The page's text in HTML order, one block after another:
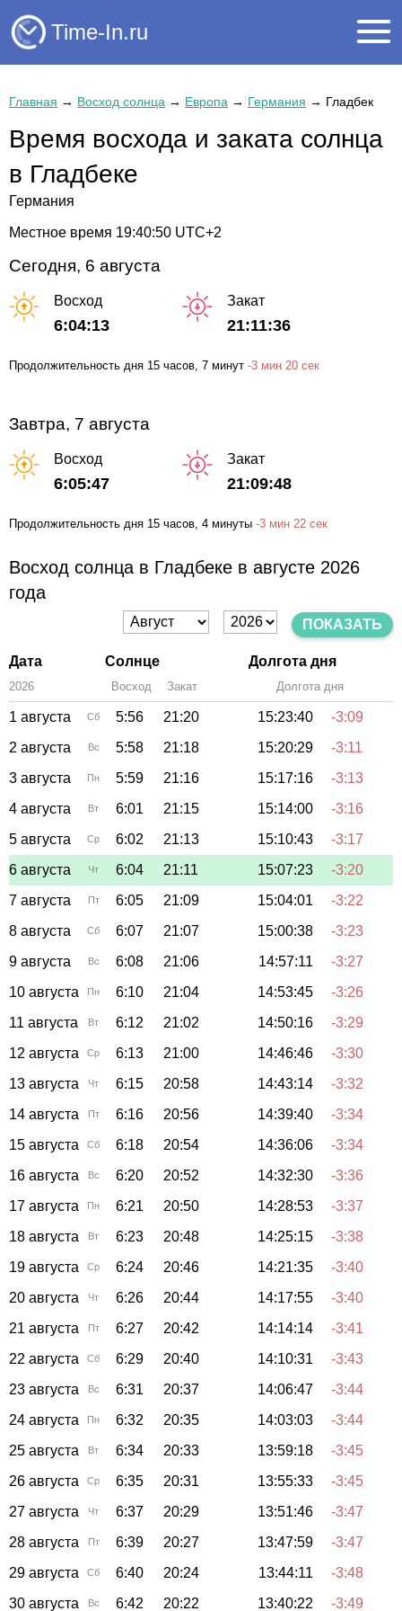
Time-In.ru
Главная → Восход солнца → Европа → Германия → Гладбек
Время восхода и заката солнца
в Гладбеке
Германия
Местное время 19:40:50 UTC+2
Сегодня, 6 августа
Восход
6:04:13
Закат
21:11:36
Продолжительность дня 15 часов , 7 минут -3 мин 20 сек
Завтра, 7 августа
Восход
6:05:47
Закат
21:09:48
Продолжительность дня 15 часов, 4 минуты -3 мин 22 сек
Восход солнца в Гладбеке в августе 2026
года
ПОКАЗАТЬ
Дата Солнце Долгота дня
2026 Восход Закат Долгота дня
1 августа Сб 5:56 21:20 15:23:40
-3:09
2 августа
Вс 5:58 21:18 15:20:29
-3:11
3 августа
Пн 5:59 21:16 15:17:16
-3:13
4 августа
Вт 6:01 21:15 15:14:00
-3:16
5 августа
Ср 6:02 21:13 15:10:43
-3:17
6 августа
Чт 6:04 21:11 15:07:23
-3:20
7 августа
Пт 6:05 21:09 15:04:01
-3:22
8 августа
Сб 6:07 21:07 15:00:38
-3:23
9 августа
Вс 6:08 21:06 14:57:11
-3:27
10 августа
Пн 6:10 21:04 14:53:45
-3:26
11 августа
Вт 6:12 21:02 14:50:16
-3:29
12 августа
Ср 6:13 21:00 14:46:46
-3:30
13 августа
Чт 6:15 20:58 14:43:14
-3:32
14 августа
Пт 6:16 20:56 14:39:40
-3:34
15 августа
Сб 6:18 20:54 14:36:06
-3:34
16 августа
Вс 6:20 20:52 14:32:30
-3:36
17 августа
Пн 6:21 20:50 14:28:53
-3:37
18 августа
Вт 6:23 20:48 14:25:15
-3:38
19 августа
Ср 6:24 20:46 14:21:35
-3:40
20 августа
Чт 6:26 20:44 14:17:55
-3:40
21 августа
Пт 6:27 20:42 14:14:14
-3:41
22 августа
Сб 6:29 20:40 14:10:31
-3:43
23 августа
Вс 6:31 20:37 14:06:47
-3:44
24 августа
Пн 6:32 20:35 14:03:03
-3:44
25 августа
Вт 6:34 20:33 13:59:18
-3:45
26 августа
Ср 6:35 20:31 13:55:33
-3:45
27 августа
Чт 6:37 20:29 13:51:46
-3:47
28 августа
Пт 6:39 20:27 13:47:59
-3:47
29 августа
Сб 6:40 20:24 13:44:11
-3:48
30 августа
Вс 6:42 20:22 13:40:22 -3:49